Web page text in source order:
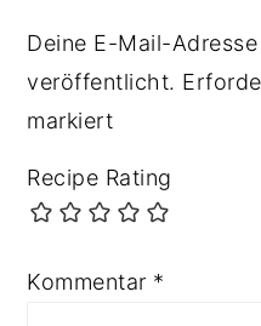
Deine E-Mail-
veröffentlicht.
markiert
Recipe Rating
Kommentar *